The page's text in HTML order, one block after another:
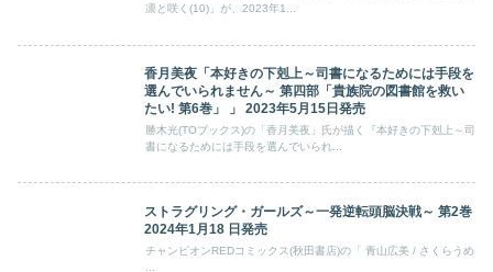
凛と咲く(10)」が、2023年1...
香月美夜「本好きの下剋上～司書になるためには手段を
選んでいられません～ 第四部「貴族院の図書館を救い
たい! 第6巻」 」 2023年5月15日発売
勝木光(TOブックス)の「香月美夜」氏が描く『本好きの下剋上～司
書になるためには手段を選んでいられ...
ストラグリング・ガールズ～一発逆転頭脳決戦～ 第2巻
2024年1月18 日発売
チャンピオンREDコミックス(秋田書店)の「 青山広美 / さくらうめ